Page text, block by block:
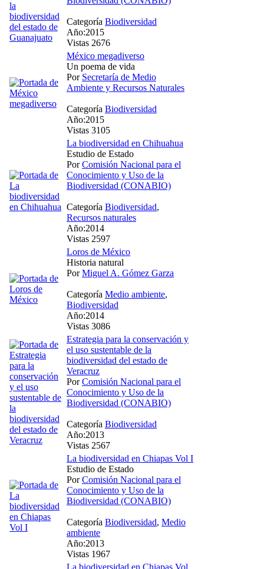
Categoría Biodiversidad
Año:2015
Vistas 2676
México megadiverso
Un poema de vida
Por Secretaría de Medio
Ambiente y Recursos Naturales
Categoría Biodiversidad
Año:2015
Vistas 3105
La biodiversidad en Chihuahua
Estudio de Estado
PorComisión Nacional para el
Conocimiento y Uso de la
Biodiversidad (CONABIO)
Categoría Biodiversidad,
Recursos naturales
Año:2014
Vistas 2597
Loros de México
Historia natural
PorMiguel A. Gómez Garza
Categoría Medio ambiente,
Biodiversidad
Año:2014
Vistas 3086
Estrategia para la conservación y
el uso sustentable de la
biodiversidad del estado de
Veracruz
PorComisión Nacional para el
Conocimiento y Uso de la
Biodiversidad (CONABIO)
Categoría Biodiversidad
Año:2013
Vistas 2567
La biodiversidad en Chiapas Vol I
Estudio de Estado
PorComisión Nacional para el
Conocimiento y Uso de la
Biodiversidad (CONABIO)
Categoría Biodiversidad, Medio
ambiente
Año:2013
Vistas 1967
La biodiversidad en Chiapas Vol